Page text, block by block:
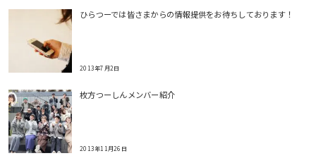
ひらつーでは皆さまからの情報提供をお待ちしております！
2013年7月2日
枚方つーしんメンバー紹介
2013年11月26日